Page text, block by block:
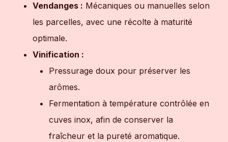
Vendanges : Mécaniques ou manuelles selon
les parcelles, avec une récolte à maturité
optimale.
Vinification :
Pressurage doux pour préserver les
arômes.
Fermentation à température contrôlée en
cuves inox, afin de conserver la
fraîcheur et la pureté aromatique.